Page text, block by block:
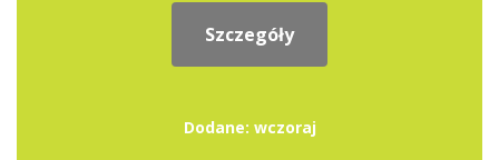
Szczegóły
Dodane: wczoraj